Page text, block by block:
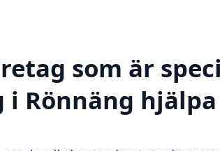
som är
Rönnäng